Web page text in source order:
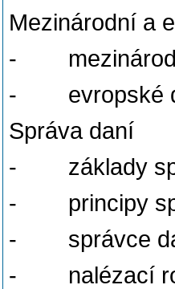
Mezinárodní a
-
-
evropské
Správa daní
-
základy
-
principy
-
správce
-
nalézací